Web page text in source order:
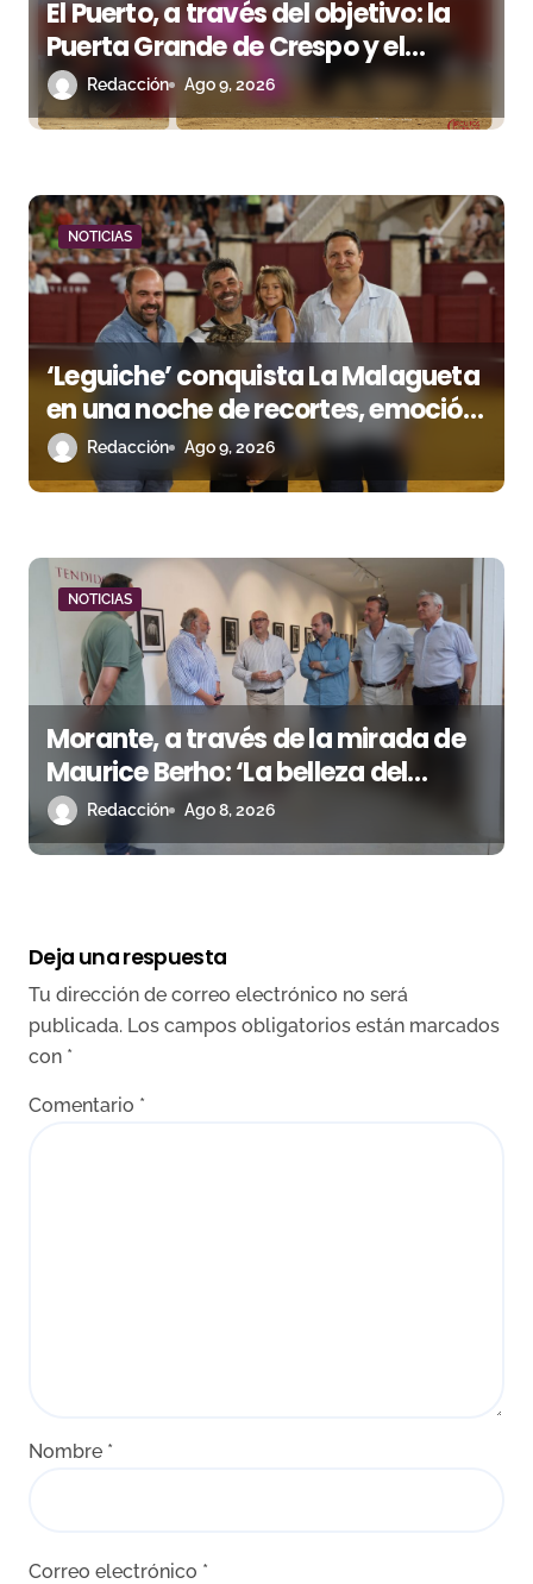
e
n
t
a
d
s
El Puerto, a través del objetivo: la
Puerta Grande de Crespo y el
aroma de Morante
Redacción Ago 9, 2026
NOTICIAS
‘Leguiche’ conquista La Malagueta
en una noche de recortes, emoción
y gran ambiente
Redacción Ago 9, 2026
NOTICIAS
Morante, a través de la mirada de
Maurice Berho: ‘La belleza del
misterio’ llega a La Malagueta
Redacción Ago 8, 2026
Deja una respuesta
Tu dirección de correo electrónico no será
publicada. Los campos obligatorios están marcados
con *
Comentario *
Nombre *
Correo electrónico *